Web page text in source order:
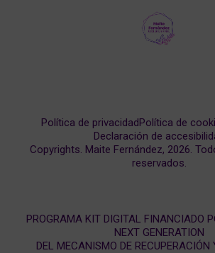
Copyrights. Maite Fernández, 2026.
reservados.
Política de privacidadPolítica de
Declaración de
PROGRAMA KIT DIGITAL FINANCIADO
NEXT GENERATION
DEL MECANISMO DE RECUPERACIÓN